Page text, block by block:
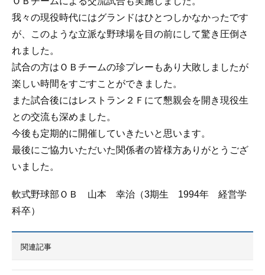
我々の現役時代にはグランドはひとつしかなかったです
が、このような立派な野球場を目の前にして驚き圧倒さ
れました。
試合の方はＯＢチームの珍プレーもあり大敗しましたが
楽しい時間をすごすことができました。
また試合後にはレストラン２Ｆにて懇親会を開き現役生
との交流も深めました。
今後も定期的に開催していきたいと思います。
最後にご協力いただいた関係者の皆様方ありがとうござ
いました。
軟式野球部ＯＢ 山本 幸治（3期生 1994年 経営学
科卒）
関連記事